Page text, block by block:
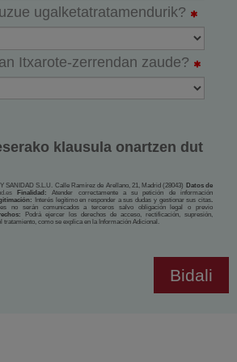
ugalketatratamendurik?
Itxarote-zerrendan zaude?
klausula onartzen dut
SANIDAD S.L.U. Calle Ramírez de Arellano, 21, Madrid (28043) Datos de
Finalidad: Atender correctamente a su petición de información
Interés legítimo en responder a sus dudas y gestionar sus citas
no serán comunicados a terceros salvo obligación legal o previo
Podrá ejercer los derechos de acceso, rectificación, supresión,
como se explica en la Información Adicional.
Bidali